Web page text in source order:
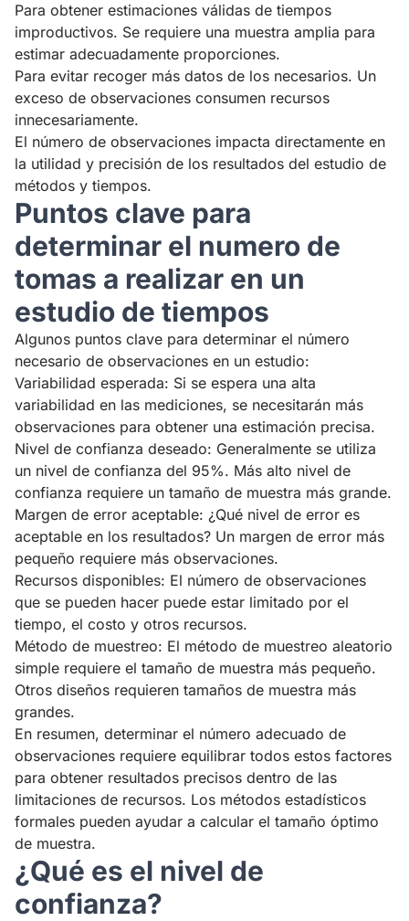
Para obtener estimaciones válidas de tiempos
improductivos. Se requiere una muestra amplia para
estimar adecuadamente proporciones.
Para evitar recoger más datos de los necesarios. Un
exceso de observaciones consumen recursos
innecesariamente.
El número de observaciones impacta directamente en
la utilidad y precisión de los resultados del estudio de
métodos y tiempos.
Puntos clave para
determinar el numero de
tomas a realizar en un
estudio de tiempos
Algunos puntos clave para determinar el número
necesario de observaciones en un estudio:
Variabilidad esperada: Si se espera una alta
variabilidad en las mediciones, se necesitarán más
observaciones para obtener una estimación precisa.
Nivel de confianza deseado: Generalmente se utiliza
un nivel de confianza del 95%. Más alto nivel de
confianza requiere un tamaño de muestra más grande.
Margen de error aceptable: ¿Qué nivel de error es
aceptable en los resultados? Un margen de error más
pequeño requiere más observaciones.
Recursos disponibles: El número de observaciones
que se pueden hacer puede estar limitado por el
tiempo, el costo y otros recursos.
Método de muestreo: El método de muestreo aleatorio
simple requiere el tamaño de muestra más pequeño.
Otros diseños requieren tamaños de muestra más
grandes.
En resumen, determinar el número adecuado de
observaciones requiere equilibrar todos estos factores
para obtener resultados precisos dentro de las
limitaciones de recursos. Los métodos estadísticos
formales pueden ayudar a calcular el tamaño óptimo
de muestra.
¿Qué es el nivel de
confianza?